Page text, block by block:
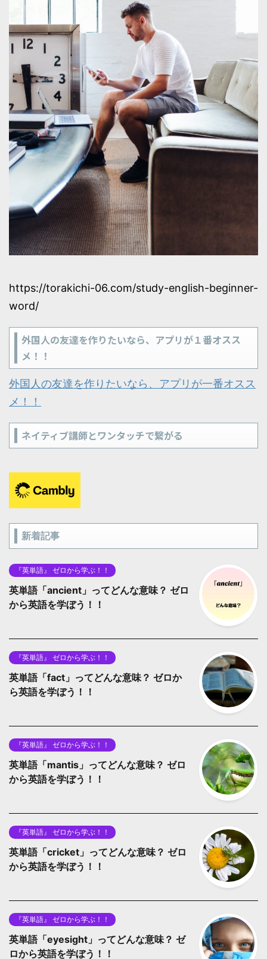
https://torakichi-06.com/study-english-beginner-
word/
外国人の友達を作りたいなら、アプリが１番オスス
メ！！
外国人の友達を作りたいなら、アプリが一番オスス
メ！！
ネイティブ講師とワンタッチで繋がる
新着記事
『英単語』 ゼロから学ぶ！！
英単語「ancient」ってどんな意味？ ゼロ
から英語を学ぼう！！
『英単語』 ゼロから学ぶ！！
英単語「fact」ってどんな意味？ ゼロか
ら英語を学ぼう！！
『英単語』 ゼロから学ぶ！！
英単語「mantis」ってどんな意味？ ゼロ
から英語を学ぼう！！
『英単語』 ゼロから学ぶ！！
英単語「cricket」ってどんな意味？ ゼロ
から英語を学ぼう！！
『英単語』 ゼロから学ぶ！！
英単語「eyesight」ってどんな意味？ ゼ
ロから英語を学ぼう！！